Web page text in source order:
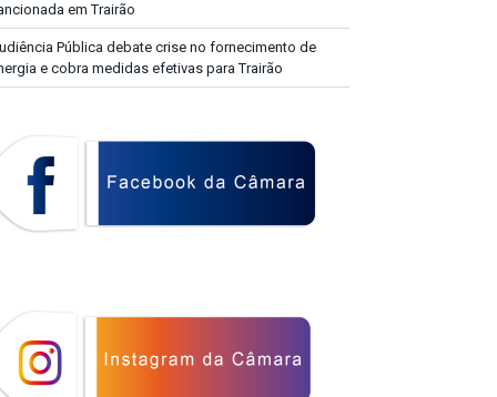
em Trairão
Pública debate crise no fornecimento de
e cobra medidas efetivas para Trairão